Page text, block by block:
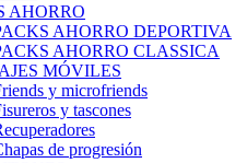
AHORRO
AHORRO DEPORTIVA
AHORRO CLASSICA
MÓVILES
y microfriends
y tascones
de progresión